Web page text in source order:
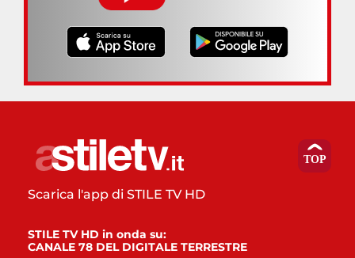
Scarica l'app di STILE TV HD
STILE TV HD in onda su:
CANALE 78 DEL DIGITALE TERRESTRE